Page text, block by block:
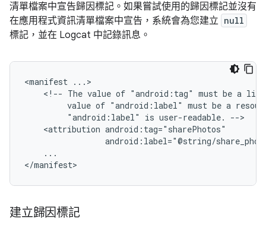
清單檔案中宣告歸因標記。如果嘗試使用的歸因標記並沒有
在應用程式資訊清單檔案中宣告，系統會為您建立 null
標記，並在 Logcat 中記錄訊息。
<manifest
<!-- The value of "android:tag" must be a
value of "android:label" must be a
"android:label"
is user-readable.
<attribution
android:label="@string/
...
</manifest>
建立歸因標記